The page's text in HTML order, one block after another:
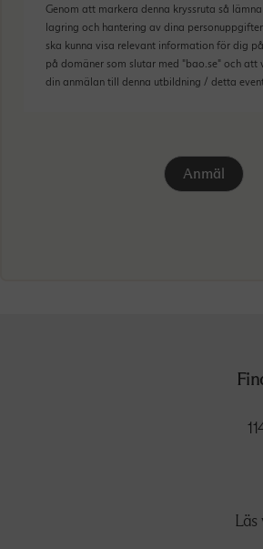
Genom att markera denna kryssruta så
lagring och hantering av dina
ska kunna visa relevant information för dig
på domäner som slutar med "bao.se" och att
din anmälan till denna utbildning / detta
Anmäl
Läs